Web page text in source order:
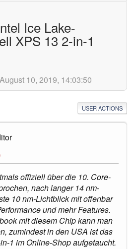
Ice Lake-
XPS 13 2-in-1
10, 2019, 14:03:50
USER ACTIONS
offiziell über die 10. Core-
nach langer 14 nm-
10 nm-Lichtblick mit offenbar
und mehr Features.
mit diesem Chip kann man
zumindest in den USA ist das
1 im Online-Shop aufgetaucht.